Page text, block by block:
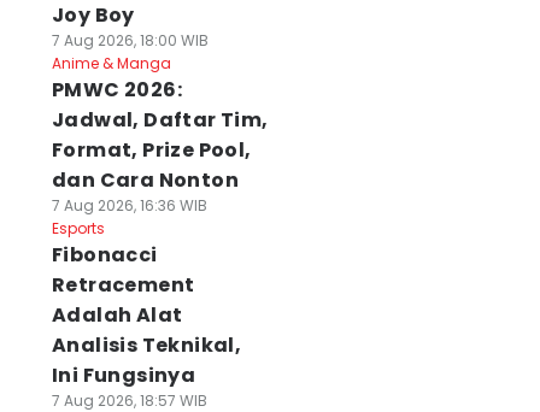
Joy Boy
7 Aug 2026, 18:00 WIB
Anime & Manga
PMWC 2026:
Jadwal, Daftar Tim,
Format, Prize Pool,
dan Cara Nonton
7 Aug 2026, 16:36 WIB
Esports
Fibonacci
Retracement
Adalah Alat
Analisis Teknikal,
Ini Fungsinya
7 Aug 2026, 18:57 WIB